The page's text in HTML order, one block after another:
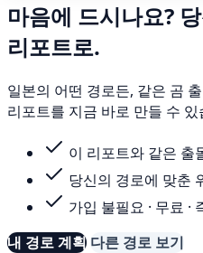
마음에 드시나요?
리포트로.
일본의 어떤 경로든, 같은 곰
리포트를 지금 바로 만들 수 있
이 리포트와 같은 출
당신의 경로에 맞춘
가입 불필요 · 무료 ·
내 경로 계획 다른 경로 보기